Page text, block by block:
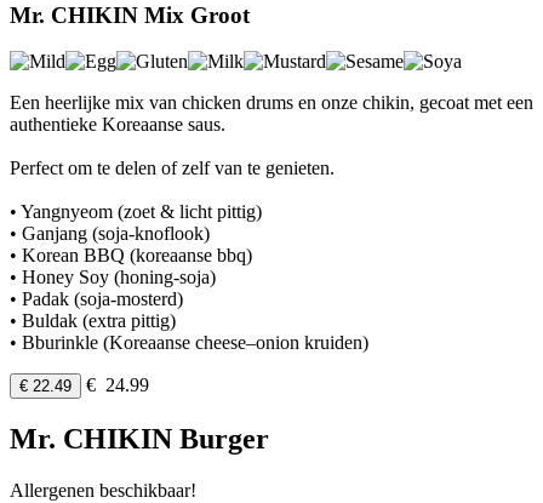
Mr. CHIKIN Mix Groot
Een heerlijke mix van chicken drums en onze chikin, gecoat met een
authentieke Koreaanse saus.
Perfect om te delen of zelf van te genieten.
• Yangnyeom (zoet & licht pittig)
• Ganjang (soja-knoflook)
• Korean BBQ (koreaanse bbq)
• Honey Soy (honing-soja)
• Padak (soja-mosterd)
• Buldak (extra pittig)
• Bburinkle (Koreaanse cheese–onion kruiden)
€ 22.49 € 24.99
Mr. CHIKIN Burger
Allergenen beschikbaar!